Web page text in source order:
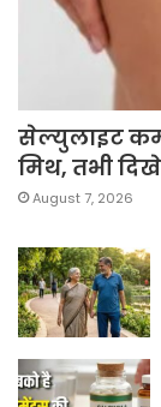
सेल्युलाइट
मिथ, तभी
August 7, 2026